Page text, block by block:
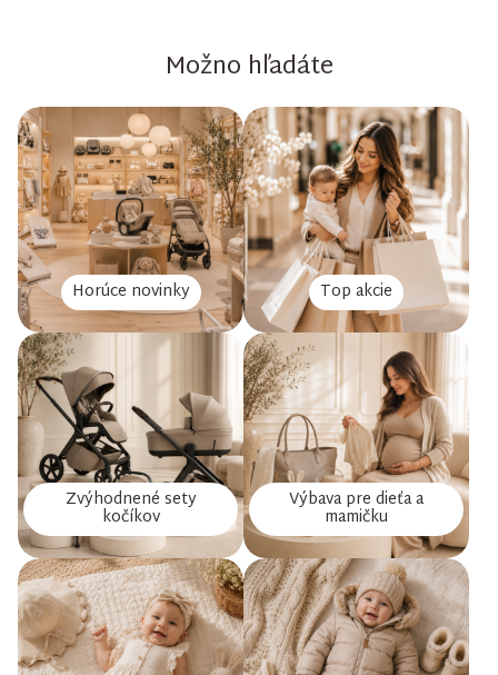
Možno hľadáte
Horúce novinky Top akcie
Zvýhodnené sety
kočíkov
Výbava pre dieťa a
mamičku